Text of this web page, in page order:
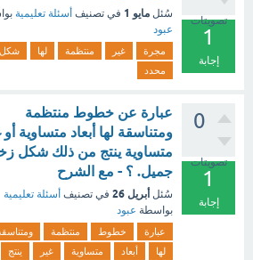
تصويتات
1
إجابة
سُئل مايو 1 في تصنيف أسئلة تعليمية
عبود
مجرة غير منتظمة لها
شكل
محدد
0
تصويتات
1
إجابة
عبارة عن خطوط منتظمة
ومتناسقة لها أبعاد متساوية أو
متساوية ينتج من ذلك شكل
جميل. ؟ - مع الشرح
سُئل أبريل 26 في تصنيف أسئلة تعليمية
بواسطة عبود
عبارة خطوط منتظمة
لها
أبعاد متساوية غير ينتج